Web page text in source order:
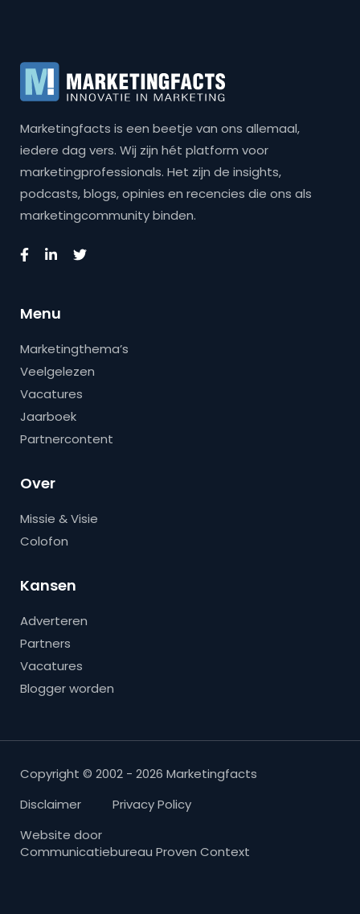
Marketingfacts is een beetje van ons allemaal,
iedere dag vers. Wij zijn hét platform voor
marketingprofessionals. Het zijn de insights,
podcasts, blogs, opinies en recencies die ons als
marketingcommunity binden.
Menu
Marketingthema’s
Veelgelezen
Vacatures
Jaarboek
Partnercontent
Over
Missie & Visie
Colofon
Kansen
Adverteren
Partners
Vacatures
Blogger worden
Copyright © 2002 - 2026 Marketingfacts
Disclaimer
Privacy Policy
Website door
Communicatiebureau Proven Context